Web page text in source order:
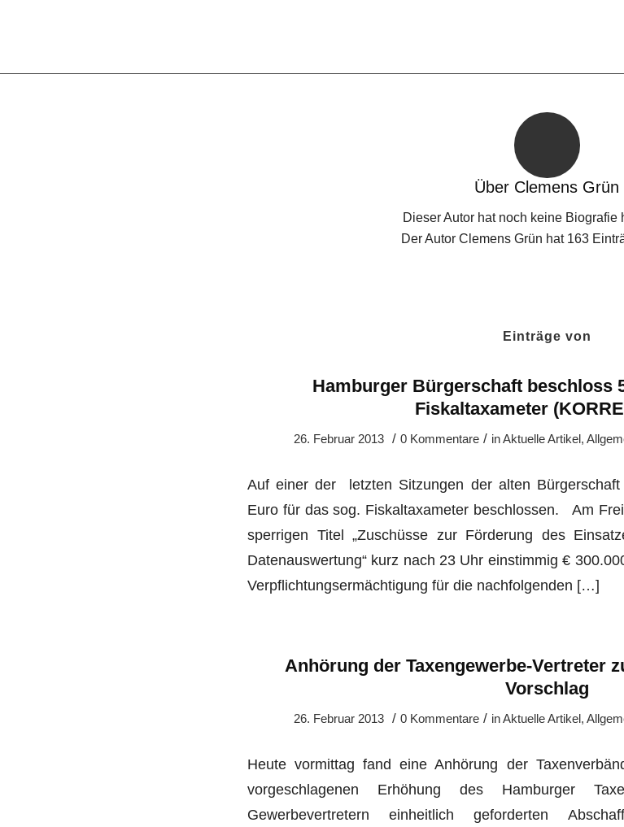
Über Clemens Grün
Dieser Autor hat noch keine Biografie
Der Autor Clemens Grün hat 163
Einträge von
Hamburger Bürgerschaft beschloss
Fiskaltaxameter
26. Februar 2013 / 0 Kommentare / inAktuelle Artikel ,
Auf einer der letzten Sitzungen der alten
Euro für das sog. Fiskaltaxameter beschlossen. Am
sperrigen Titel „Zuschüsse zur Förderung des
Datenauswertung“ kurz nach 23 Uhr einstimmig €
Verpflichtungsermächtigung für die nachfolgenden […]
Anhörung der Taxengewerbe-Vertreter
Vorschlag
26. Februar 2013 / 0 Kommentare / inAktuelle Artikel ,
Heute vormittag fand eine Anhörung der
vorgeschlagenen Erhöhung des Hamburger
Gewerbevertretern einheitlich geforderten